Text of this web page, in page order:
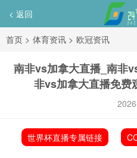
< 返回
首页 > 体育资讯 > 欧冠资讯
南非vs加拿大直播_南非
非vs加拿大直播免费
世界杯直播专属链接